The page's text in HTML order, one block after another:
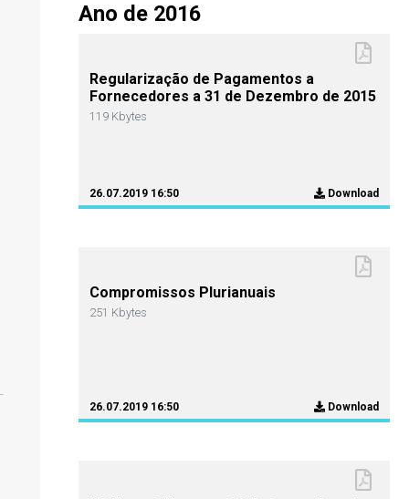
Ano de 2016
Regularização de Pagamentos a
Fornecedores a 31 de Dezembro de 2015
119 Kbytes
26.07.2019 16:50 Download
Compromissos Plurianuais
251 Kbytes
26.07.2019 16:50 Download